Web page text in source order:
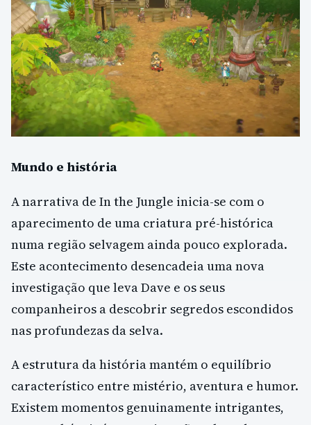
Mundo e história
A narrativa de In the Jungle inicia-se com o
aparecimento de uma criatura pré-histórica
numa região selvagem ainda pouco explorada.
Este acontecimento desencadeia uma nova
investigação que leva Dave e os seus
companheiros a descobrir segredos escondidos
nas profundezas da selva.
A estrutura da história mantém o equilíbrio
característico entre mistério, aventura e humor.
Existem momentos genuinamente intrigantes,